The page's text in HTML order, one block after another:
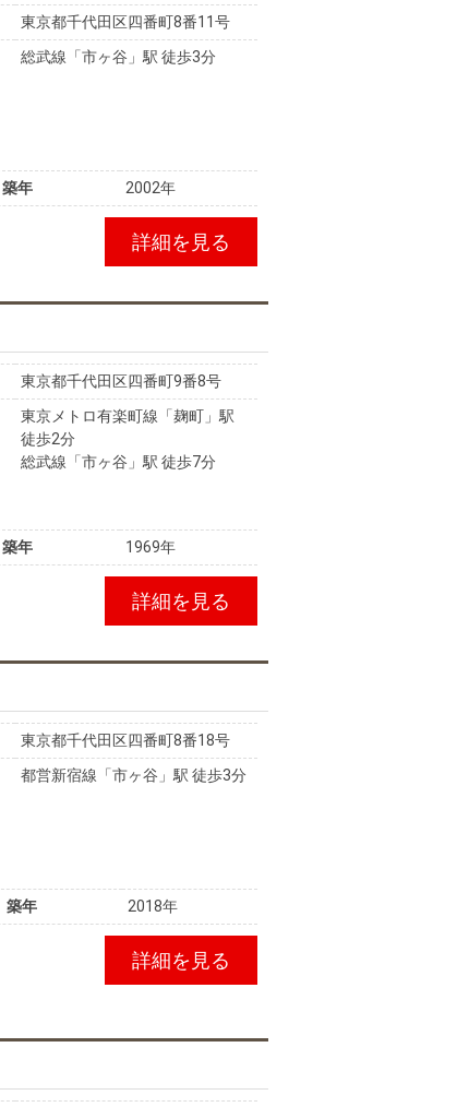
東京都千代田区四番町8番11号
総武線「市ヶ谷」駅 徒歩3分
築年 2002年
詳細を見る
東京都千代田区四番町9番8号
東京メトロ有楽町線「麹町」駅
徒歩2分
総武線「市ヶ谷」駅 徒歩7分
築年 1969年
詳細を見る
東京都千代田区四番町8番18号
都営新宿線「市ヶ谷」駅 徒歩3分
築年 2018年
詳細を見る